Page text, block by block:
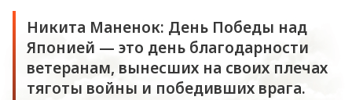
Никита Маненок: День Победы над
Японией — это день благодарности
ветеранам, вынесших на своих плечах
тяготы войны и победивших врага.